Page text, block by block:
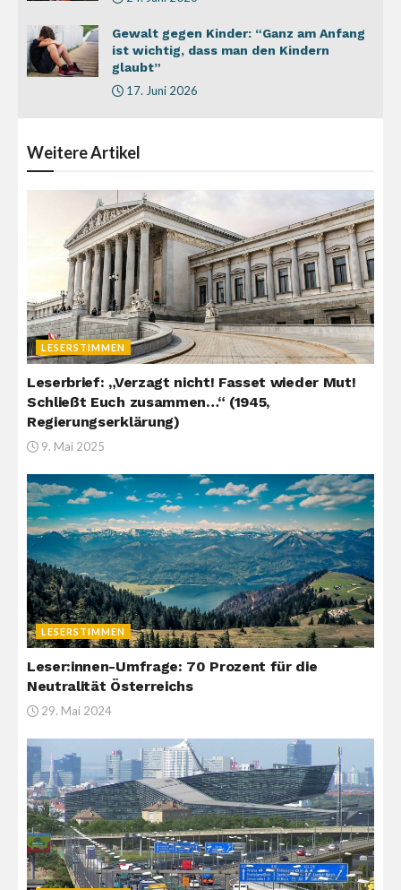
Gewalt gegen Kinder: “Ganz am Anfang
ist wichtig, dass man den Kindern
glaubt”
17. Juni 2026
WeitereArtikel
LESERSTIMMEN
Leserbrief: „Verzagt nicht! Fasset wieder Mut!
Schließt Euch zusammen…“ (1945,
Regierungserklärung)
9. Mai 2025
LESERSTIMMEN
Leser:innen-Umfrage: 70 Prozent für die
Neutralität Österreichs
29. Mai 2024